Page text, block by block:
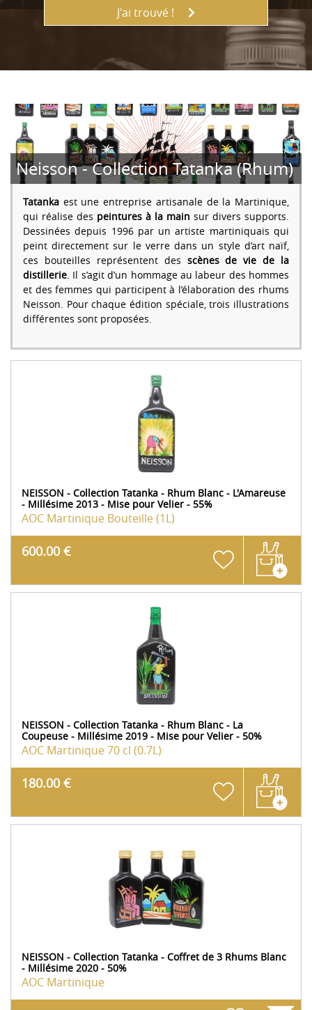
J'ai trouvé !
Neisson - Collection Tatanka (Rhum)
Tatanka est une entreprise artisanale de la Martinique,
qui réalise des peintures à la main sur divers supports.
Dessinées depuis 1996 par un artiste martiniquais qui
peint directement sur le verre dans un style d’art naïf,
ces bouteilles représentent des scènes de vie de la
distillerie. Il s’agit d’un hommage au labeur des hommes
et des femmes qui participent à l’élaboration des rhums
Neisson. Pour chaque édition spéciale, trois illustrations
différentes sont proposées.
NEISSON - Collection Tatanka - Rhum Blanc - L'Amareuse
- Millésime 2013 - Mise pour Velier - 55%
AOC Martinique Bouteille (1L)
600.00 €
NEISSON - Collection Tatanka - Rhum Blanc - La
Coupeuse - Millésime 2019 - Mise pour Velier - 50%
AOC Martinique70 cl (0.7L)
180.00 €
NEISSON - Collection Tatanka - Coffret de 3 Rhums Blanc
- Millésime 2020 - 50%
AOC Martinique